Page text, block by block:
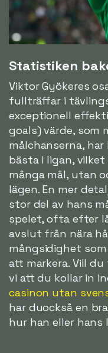
Statistiken
Viktor Gyökeres
fullträffar i
exceptionell
goals) värde, som
målchanserna,
bästa i ligan,
många mål, utan
lägen. En mer
stor del av hans
spelet, ofta efter
avslut från nära
mångsidighet
att markera. Vill
vi att du kollar in
casinon utan
har duockså en
hur han eller hans